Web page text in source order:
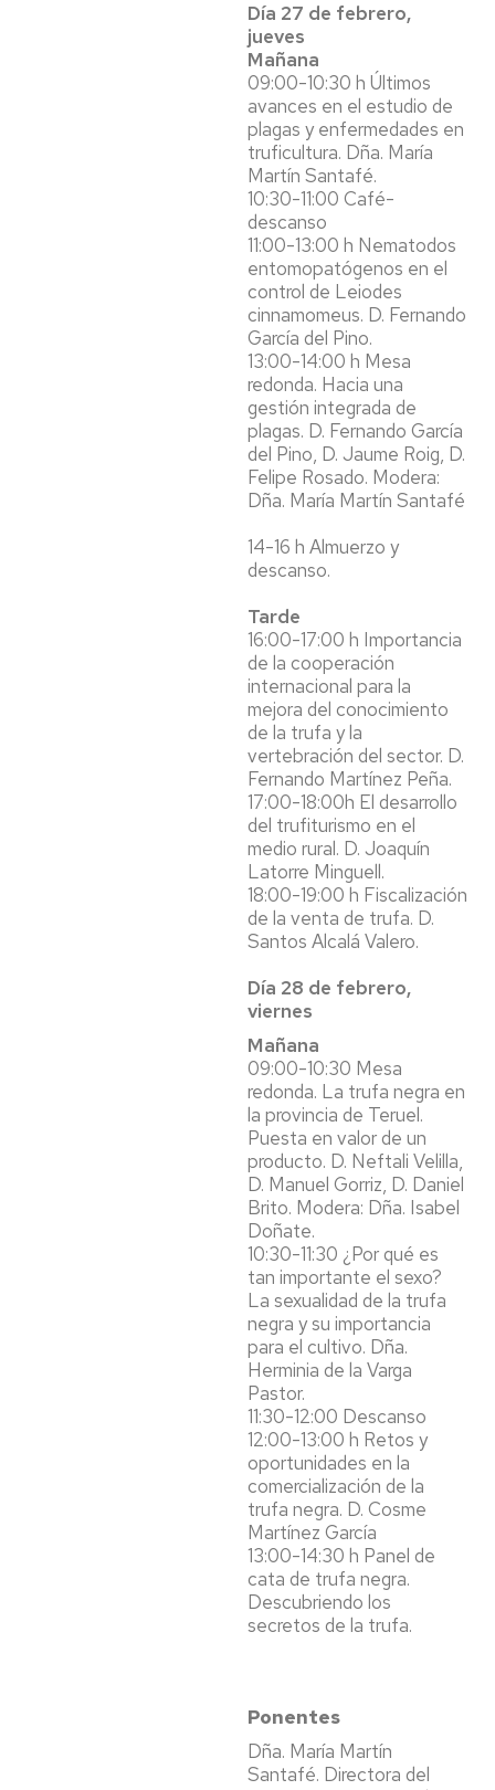
Día 27 de febrero,
jueves
Mañana
09:00-10:30 h Últimos
avances en el estudio de
plagas y enfermedades en
truficultura. Dña. María
Martín Santafé.
10:30-11:00 Café-
descanso
11:00-13:00 h Nematodos
entomopatógenos en el
control de Leiodes
cinnamomeus. D. Fernando
García del Pino.
13:00-14:00 h Mesa
redonda. Hacia una
gestión integrada de
plagas. D. Fernando García
del Pino, D. Jaume Roig, D.
Felipe Rosado. Modera:
Dña. María Martín Santafé
14-16 h Almuerzo y
descanso.
Tarde
16:00-17:00 h Importancia
de la cooperación
internacional para la
mejora del conocimiento
de la trufa y la
vertebración del sector. D.
Fernando Martínez Peña.
17:00-18:00h El desarrollo
del trufiturismo en el
medio rural. D. Joaquín
Latorre Minguell.
18:00-19:00 h Fiscalización
de la venta de trufa. D.
Santos Alcalá Valero.
Día 28 de febrero,
viernes
Mañana
09:00-10:30 Mesa
redonda. La trufa negra en
la provincia de Teruel.
Puesta en valor de un
producto. D. Neftali Velilla,
D. Manuel Gorriz, D. Daniel
Brito. Modera: Dña. Isabel
Doñate.
10:30-11:30 ¿Por qué es
tan importante el sexo?
La sexualidad de la trufa
negra y su importancia
para el cultivo. Dña.
Herminia de la Varga
Pastor.
11:30-12:00 Descanso
12:00-13:00 h Retos y
oportunidades en la
comercialización de la
trufa negra. D. Cosme
Martínez García
13:00-14:30 h Panel de
cata de trufa negra.
Descubriendo los
secretos de la trufa.
Ponentes
Dña. María Martín
Santafé. Directora del